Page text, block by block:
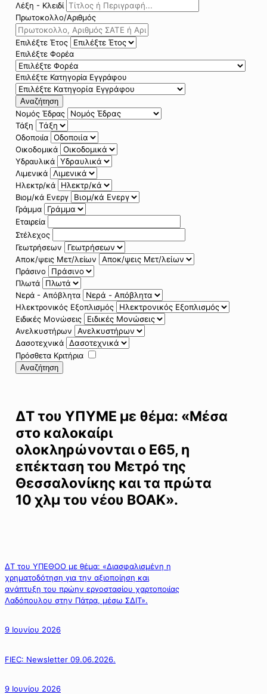
Λέξη - Κλειδί
Πρωτοκολλο/Αριθμός
Επιλέξτε Έτος
Επιλέξτε Φορέα
Επιλέξτε Κατηγορία Εγγράφου
Αναζήτηση
Νομός Έδρας
Τάξη
Οδοποιία
Οικοδομικά
Υδραυλικά
Λιμενικά
Ηλεκτρ/κά
Βιομ/κά Ενεργ
Γράμμα
Εταιρεία
Στέλεχος
Γεωτρήσεων
Αποκ/ψεις Μετ/λείων
Πράσινο
Πλωτά
Νερά - Απόβλητα
Ηλεκτρονικός Εξοπλισμός
Ειδικές Μονώσεις
Ανελκυστήρων
Δασοτεχνικά
Πρόσθετα Κριτήρια
Αναζήτηση
ΔΤ του ΥΠΥΜΕ με θέμα: «Μέσα
στο καλοκαίρι
ολοκληρώνονται ο Ε65, η
επέκταση του Μετρό της
Θεσσαλονίκης και τα πρώτα
10 χλμ του νέου ΒΟΑΚ».
ΔΤ του ΥΠΕΘΟΟ με θέμα: «Διασφαλισμένη η
χρηματοδότηση για την αξιοποίηση και
ανάπτυξη του πρώην εργοστασίου χαρτοποιίας
Λαδόπουλου στην Πάτρα, μέσω ΣΔΙΤ».
9 Ιουνίου 2026
FIEC: Newsletter 09.06.2026.
9 Ιουνίου 2026